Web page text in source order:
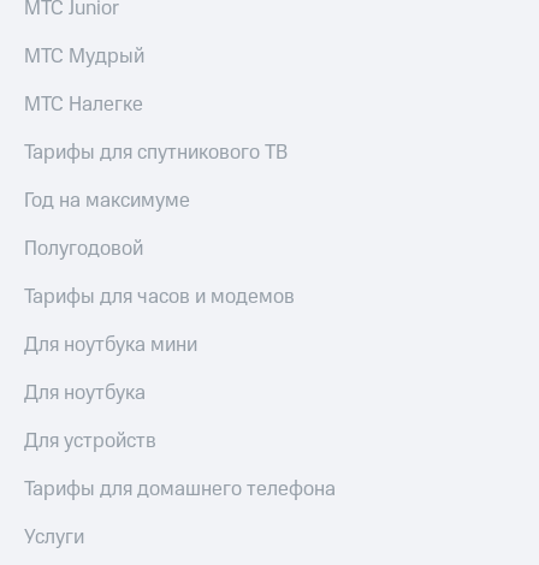
Кино,
музыка,
книги
только
Безопасность
Финансы
Детям
и фитнес
Приложения
от МТС
Акции
Приложения
КИОН
МТС
Все
Инвестиции
Получайте
доход
онлайн
Страхование
Покупка
МТС Junior
МТС Мудрый
МТС Налегке
Тарифы для спутникового ТВ
Год на максимуме
Полугодовой
Тарифы для часов и модемов
Для ноутбука мини
Для ноутбука
Для устройств
Тарифы для домашнего телефона
Услуги